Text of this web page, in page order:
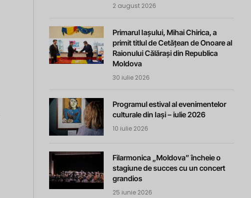
2 august 2026
Primarul Iașului, Mihai Chirica, a
primit titlul de Cetățean de Onoare al
Raionului Călărași din Republica
Moldova
30 iulie 2026
Programul estival al evenimentelor
culturale din Iași – iulie 2026
10 iulie 2026
Filarmonica „Moldova” încheie o
stagiune de succes cu un concert
grandios
25 iunie 2026